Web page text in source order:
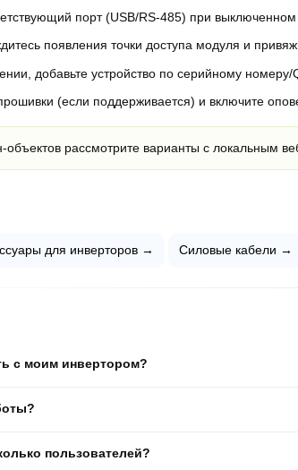
порт (USB/RS-485) при выключенном
появления точки доступа модуля и
добавьте устройство по серийному номеру/
(если поддерживается) и включите
рассмотрите варианты с локальным
для инверторов → Силовые кабели →
с моим инвертором?
пользователей?